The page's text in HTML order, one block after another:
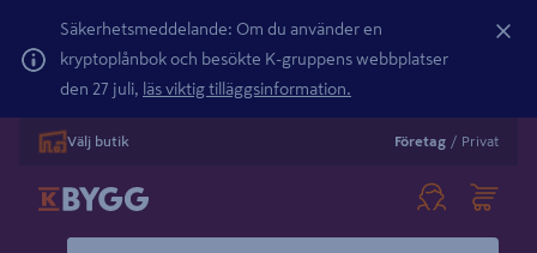
Säkerhetsmeddelande: Om du använder en
kryptoplånbok och besökte K-gruppens webbplatser
den 27 juli, läs viktig tilläggsinformation.
Välj butik Företag / Privat